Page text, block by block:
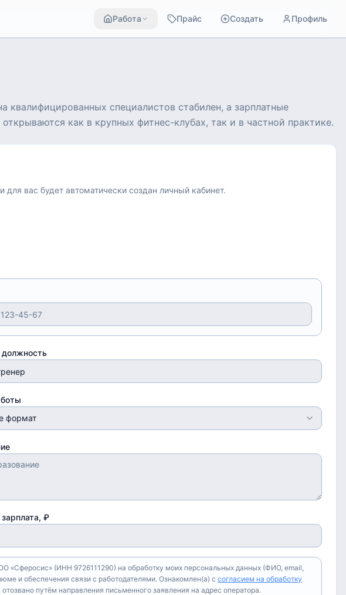
Работа Прайс Создать Профиль
квалифицированных специалистов стабилен, а зарплатные
как в крупных фитнес-клубах, так и в частной практике.
для вас будет автоматически создан личный кабинет.
формат
₽
«Сферосис» (ИНН 9726111290) на обработку моих персональных данных (ФИО, email,
и обеспечения связи с работодателями. Ознакомлен(а) с согласием на обработку
путём направления письменного заявления на адрес оператора.